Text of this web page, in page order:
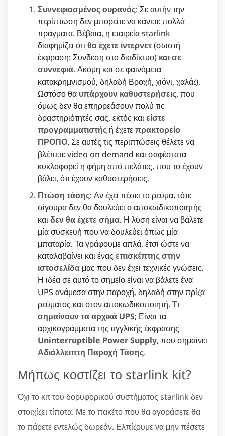
Συννεφιασμένος ουρανός: Σε αυτήν την
περίπτωση δεν μπορείτε να κάνετε πολλά
πράγματα. Βέβαια, η εταιρεία starlink
διαφημίζει ότι θα έχετε ίντερνετ(σωστή
έκφραση: Σύνδεση στο διαδίκτυο) και σε
συννεφιά. Ακόμη και σε φαινόμετα
κατακρημνισμού, δηλαδή Βροχή, χιόνι, χαλάζι.
Ωστόσο θα υπάρχουν καθυστερήσεις, που
όμως δεν θα επηρρεάσουν πολύ τις
δραστηριότητές σας, εκτός και είστε
προγραμματιστής ή έχετεπρακτορείο
ΠΡΟΠΟ. Σε αυτές τις περιπτώσεις θέλετε να
βλέπετε video on demand και σαφέστατα
κυκλοφορεί η φήμη από πελάτες, που το έχουν
βάλει, ότι έχουν καθυστερήσεις.
Πτώση τάσης: Αν έχει πέσει το ρεύμα, τότε
σίγουρα δεν θα δουλεύει ο αποκωδικοποιητής
και δεν θα έχετε σήμα. Η λύση είναι να βάλετε
μία συσκευή που να δουλεύει όπως μία
μπαταρία. Τα γράφουμε απλά, έτσι ώστε να
καταλαβαίνει και ένας επισκέπτης στην
ιστοσελίδα μας που δεν έχει τεχνικές γνώσεις.
Η ιδέα σε αυτό το σημείο είναι να βάλετε ένα
UPS ανάμεσα στην παροχή, δηλαδή στην πρίζα
ρεύματος και στον αποκωδικοποιητή. Τι
σημαίνουν τα αρχικά UPS; Είναι τα
αρχικογράμματα της αγγλικής έκφρασης
Uninterruptible Power Supply, που σημαίνει
Αδιάλλειπτη Παροχή Τάσης.
Μήπως κοστίζει το starlink kit?
Όχι το κιτ του δορυφορικού συστήματος starlink δεν
στοιχίζει τίποτα. Με το πακέτο που θα αγοράσετε θα
το πάρετε εντελώς δωρεάν. Ελπίζουμε να μην πέσετε